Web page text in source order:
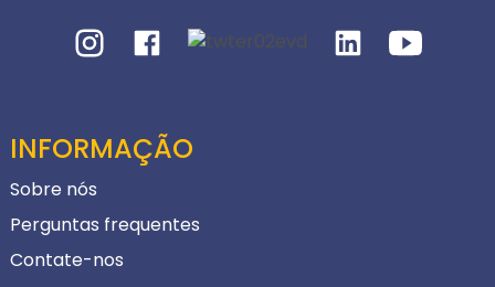
INFORMAÇÃO
Sobre nós
Perguntas frequentes
Contate-nos